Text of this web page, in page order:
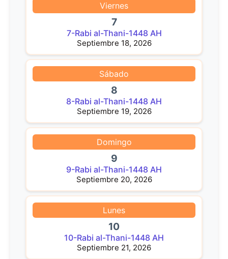
Viernes
7
7-Rabi al-Thani-1448 AH
Septiembre 18, 2026
Sábado
8
8-Rabi al-Thani-1448 AH
Septiembre 19, 2026
Domingo
9
9-Rabi al-Thani-1448 AH
Septiembre 20, 2026
Lunes
10
10-Rabi al-Thani-1448 AH
Septiembre 21, 2026